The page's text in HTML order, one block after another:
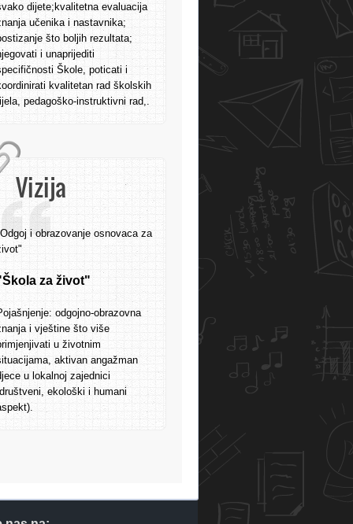
dijete;kvalitetna evaluacija
učenika i nastavnika;
što boljih rezultata;
i unaprijediti
Škole, poticati i
kvalitetan rad školskih
pedagoško-instruktivni rad,.
Vizija
i obrazovanje osnovaca za
za život"
odgojno-obrazovna
i vještine što više
u životnim
aktivan angažman
u lokalnoj zajednici
ekološki i humani